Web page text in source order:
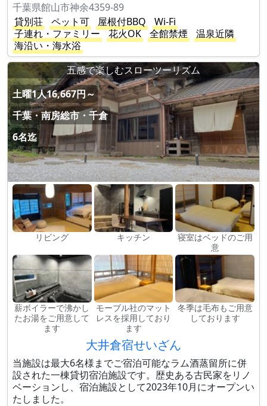
千葉県館山市神余4359-89
貸別荘
ペット可 屋根付BBQ
Wi-Fi
子連れ・ファミリー
花火OK 全館禁煙
温泉近隣
海沿い・海水浴
五感で楽しむスローツーリズム
土曜1人16,667円～
千葉・南房総市・千倉
6名迄
リビング キッチン
寝室はベッドのご用
意
薪ボイラーで沸かし
たお湯をご用意して
ます
モーブル社のマット
レスを採用しており
ます
冬季は毛布もご用意
しております
大井倉宿せいざん
当施設は最大6名様までご宿泊可能なラム酒蒸留所に併
設された一棟貸切宿泊施設です。歴史ある古民家をリノ
ベーションし、宿泊施設として2023年10月にオープンい
たしました。